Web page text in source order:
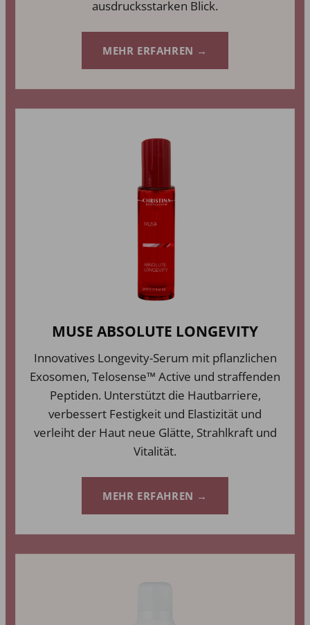
ausdrucksstarken Blick.
MEHR ERFAHREN →
MUSE ABSOLUTE LONGEVITY
Innovatives Longevity-Serum mit pflanzlichen
Exosomen, Telosense™ Active und straffenden
Peptiden. Unterstützt die Hautbarriere,
verbessert Festigkeit und Elastizität und
verleiht der Haut neue Glätte, Strahlkraft und
Vitalität.
MEHR ERFAHREN →